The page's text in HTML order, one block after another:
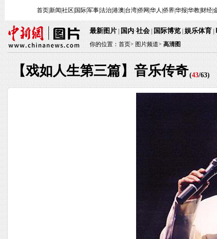
首页|新闻 社区 国际|军事|法治|港澳 台湾|侨网 华人 侨界|华报 华教| 财经|
最新图片|国内·社会|国际博览|娱乐体育|
你的位置：首页>图片频道> 高清图
【戏如人生第三篇】音乐传奇(43/63)